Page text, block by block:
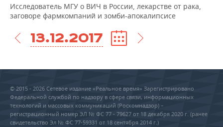
Исследователь МГУ о ВИЧ в России, лекарстве от рака,
заговоре фармкомпаний и зомби-апокалипсисе
13.12.2017
© 2015 - 2026 Сетевое издание «Реальное время» Зарегистрировано
Федеральной службой по надзору в сфере связи, информационных
технологий и массовых коммуникаций (Роскомнадзор) –
регистрационный номер ЭЛ № ФС 77 - 79627 от 18 декабря 2020 г. (ранее
свидетельство Эл № ФС 77-59331 от 18 сентября 2014 г.)